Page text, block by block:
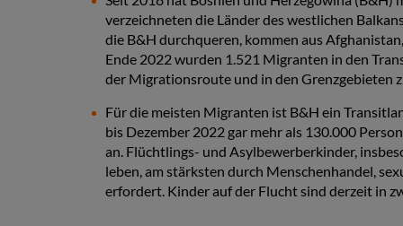
verzeichneten die Länder des westlichen
die B&H durchqueren, kommen aus
Ende 2022 wurden 1.521 Migranten in den
der Migrationsroute und in den Grenzgebieten
Für die meisten Migranten ist B&H ein
bis Dezember 2022 gar mehr als 130.000
an. Flüchtlings- und Asylbewerberkinder,
leben, am stärksten durch Menschenhandel,
erfordert. Kinder auf der Flucht sind derzeit in